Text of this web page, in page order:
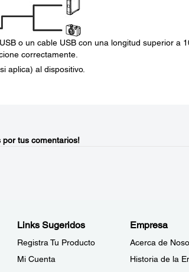
o un cable USB con una longitud superior a
correctamente.
aplica) al dispositivo.
por tus comentarios!
Links Sugeridos
Registra Tu Producto
Mi Cuenta
Empresa
Acerca de
Historia de la